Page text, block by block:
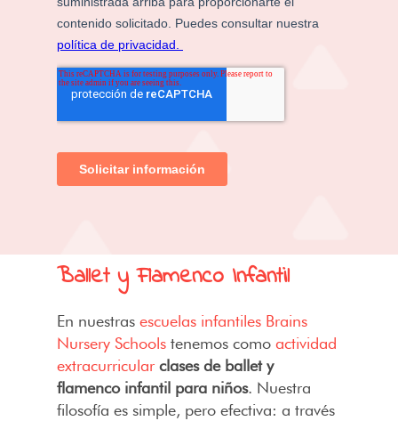
Ballet y Flamenco Infantil
En nuestrasescuelas infantiles Brains
Nursery Schools tenemos comoactividad
extracurricular clases de ballet y
flamenco infantil para niños. Nuestra
filosofía es simple, pero efectiva: a través